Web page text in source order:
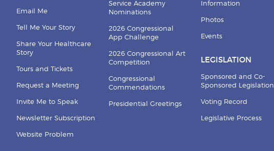
Email Me
Tell Me Your Story
Share Your Healthcare
Story
Tours and Tickets
Request a Meeting
Invite Me to Speak
Newsletter Subscription
Website Problem
Service Academy
Nominations
2026 Congressional
App Challenge
2026 Congressional Art
Competition
Congressional
Commendations
Presidential Greetings
Information
Photos
Events
LEGISLATION
Sponsored and Co-
Sponsored Legislation
Voting Record
Legislative Process